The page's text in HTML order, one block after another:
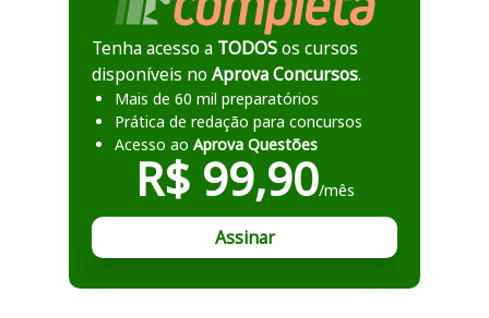
Tenha acesso a TODOSos cursos
disponíveis noAprova Concursos.
Mais de 60 mil preparatórios
Prática de redação para concursos
Acesso ao Aprova Questões
R$ 99,90/mês
Assinar